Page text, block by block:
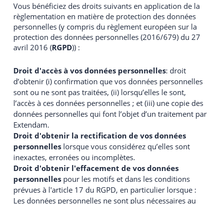
Vous bénéficiez des droits suivants en application de la
règlementation en matière de protection des données
personnelles (y compris du règlement européen sur la
protection des données personnelles (2016/679) du 27
avril 2016 (RGPD)) :
Droit d'accès à vos données personnelles: droit
d’obtenir (i) confirmation que vos données personnelles
sont ou ne sont pas traitées, (ii) lorsqu’elles le sont,
l’accès à ces données personnelles ; et (iii) une copie des
données personnelles qui font l’objet d’un traitement par
Extendam.
Droit d'obtenir la rectification de vos données
personnelles lorsque vous considérez qu’elles sont
inexactes, erronées ou incomplètes.
Droit d'obtenir l'effacement de vos données
personnelles pour les motifs et dans les conditions
prévues à l'article 17 du RGPD, en particulier lorsque :
Les données personnelles ne sont plus nécessaires au